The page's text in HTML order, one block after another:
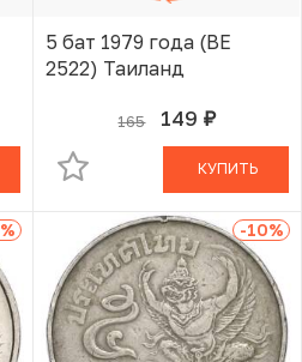
5 бат 1979 года (BE
2522) Таиланд
165 149 руб.
В КОРЗИНЕ
КУПИТЬ
% -10%